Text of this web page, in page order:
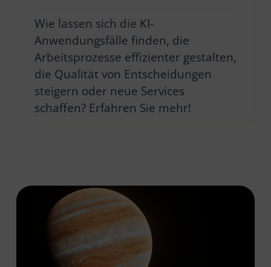
Wie lassen sich die KI-
Anwendungsfälle finden, die
Arbeitsprozesse effizienter gestalten,
die Qualität von Entscheidungen
steigern oder neue Services
schaffen? Erfahren Sie mehr!